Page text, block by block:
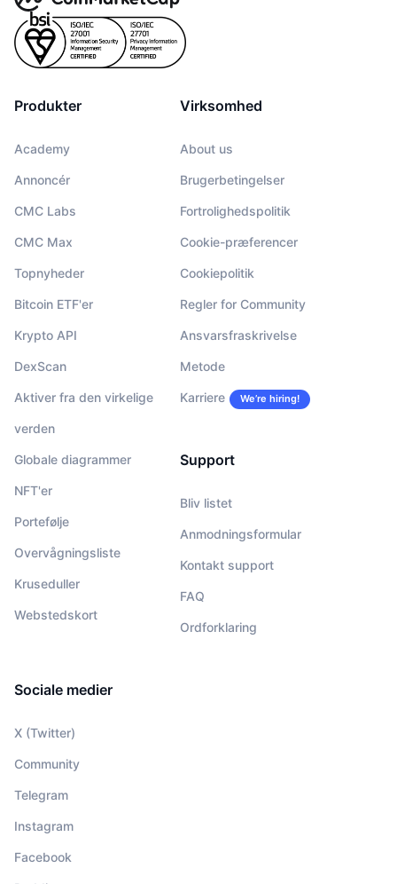
Produkter
Academy
Annoncér
CMC Labs
CMC Max
Topnyheder
Bitcoin ETF'er
Krypto API
DexScan
Aktiver fra den virkelige
verden
Globale diagrammer
NFT'er
Portefølje
Overvågningsliste
Kruseduller
Webstedskort
Virksomhed
About us
Brugerbetingelser
Fortrolighedspolitik
Cookie-præferencer
Cookiepolitik
Regler for Community
Ansvarsfraskrivelse
Metode
Karriere We’re hiring!
Support
Bliv listet
Anmodningsformular
Kontakt support
FAQ
Ordforklaring
Sociale medier
X (Twitter)
Community
Telegram
Instagram
Facebook